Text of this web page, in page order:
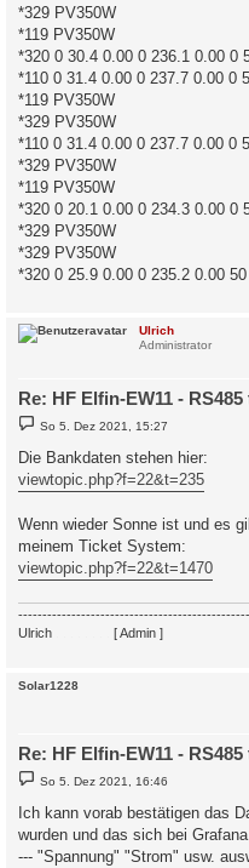
*329 PV350W
*119 PV350W
*320 0 30.4 0.00 0 236.1 0.00 0
*110 0 31.4 0.00 0 237.7 0.00 0
*119 PV350W
*329 PV350W
*110 0 31.4 0.00 0 237.7 0.00 0
*329 PV350W
*119 PV350W
*320 0 20.1 0.00 0 234.3 0.00 0
*329 PV350W
*329 PV350W
*320 0 25.9 0.00 0 235.2 0.00 50
Ulrich
Administrator
Re: HF Elfin-EW11 - RS485
B
e
t
r
a
So 5. Dez 2021, 15:27
Die Bankdaten stehen hier:
viewtopic.php?f=22&t=235
Wenn wieder Sonne ist und es
meinem Ticket System:
viewtopic.php?f=22&t=1470
Ulrich
[ Admin ]
Solar1228
Re: HF Elfin-EW11 - RS485
B
e
t
r
a
So 5. Dez 2021, 16:46
Ich kann vorab bestätigen das
wurden und das sich bei
--- "Spannung" "Strom" usw.